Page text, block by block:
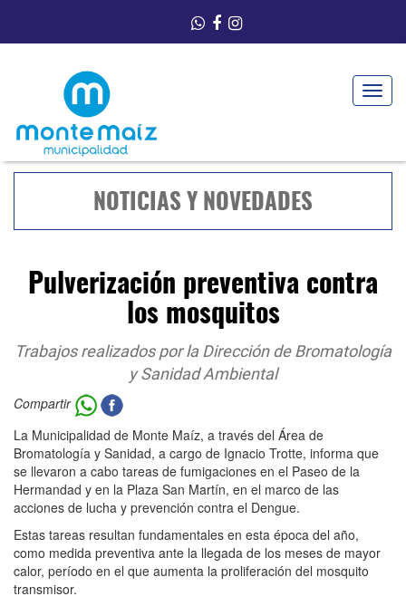
Toggle
NOTICIAS Y NOVEDADES
Pulverización preventiva contra
los mosquitos
Trabajos realizados por la Dirección de Bromatología
y Sanidad Ambiental
Compartir
La Municipalidad de Monte Maíz, a través del Área de
Bromatología y Sanidad, a cargo de Ignacio Trotte, informa que
se llevaron a cabo tareas de fumigaciones en el Paseo de la
Hermandad y en la Plaza San Martín, en el marco de las
acciones de lucha y prevención contra el Dengue.
Estas tareas resultan fundamentales en esta época del año,
como medida preventiva ante la llegada de los meses de mayor
calor, período en el que aumenta la proliferación del mosquito
transmisor.